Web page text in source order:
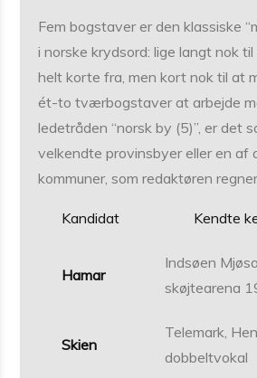
Fem bogstaver er den klassiske
i norske krydsord: lige langt nok
helt korte fra, men kort nok til at
ét-to tværbogstaver at arbejde
ledetråden “norsk by (5)”, er det
velkendte provinsbyer eller en af
kommuner, som redaktøren
Kandidat Kendte
Hamar
Indsøen
skøjtearena
Skien
Telemark,
dobbelt­vokal